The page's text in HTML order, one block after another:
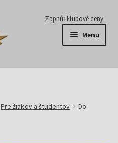
Preskočiť
navigáciu
Preskočiť
obsah
Zapnúť klubové ceny
Menu
Pre žiakov a študentov
Do